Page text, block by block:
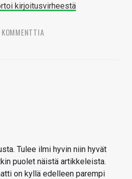
kirjoitusvirheestä
Tulee ilmi hyvin niin hyvät
puolet näistä artikkeleista.
on kyllä edelleen parempi